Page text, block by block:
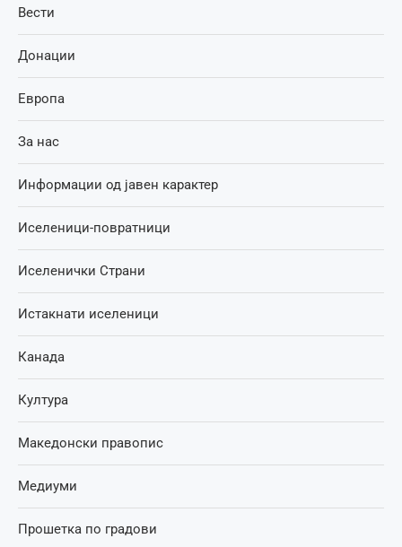
Вести
Донации
Европа
За нас
Информации од јавен карактер
Иселеници-повратници
Иселенички Страни
Истакнати иселеници
Канада
Култура
Македонски правопис
Медиуми
Прошетка по градови